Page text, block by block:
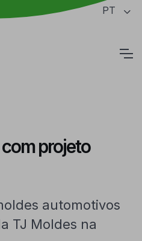
da página PT
projeto
automotivos
TJ Moldes na